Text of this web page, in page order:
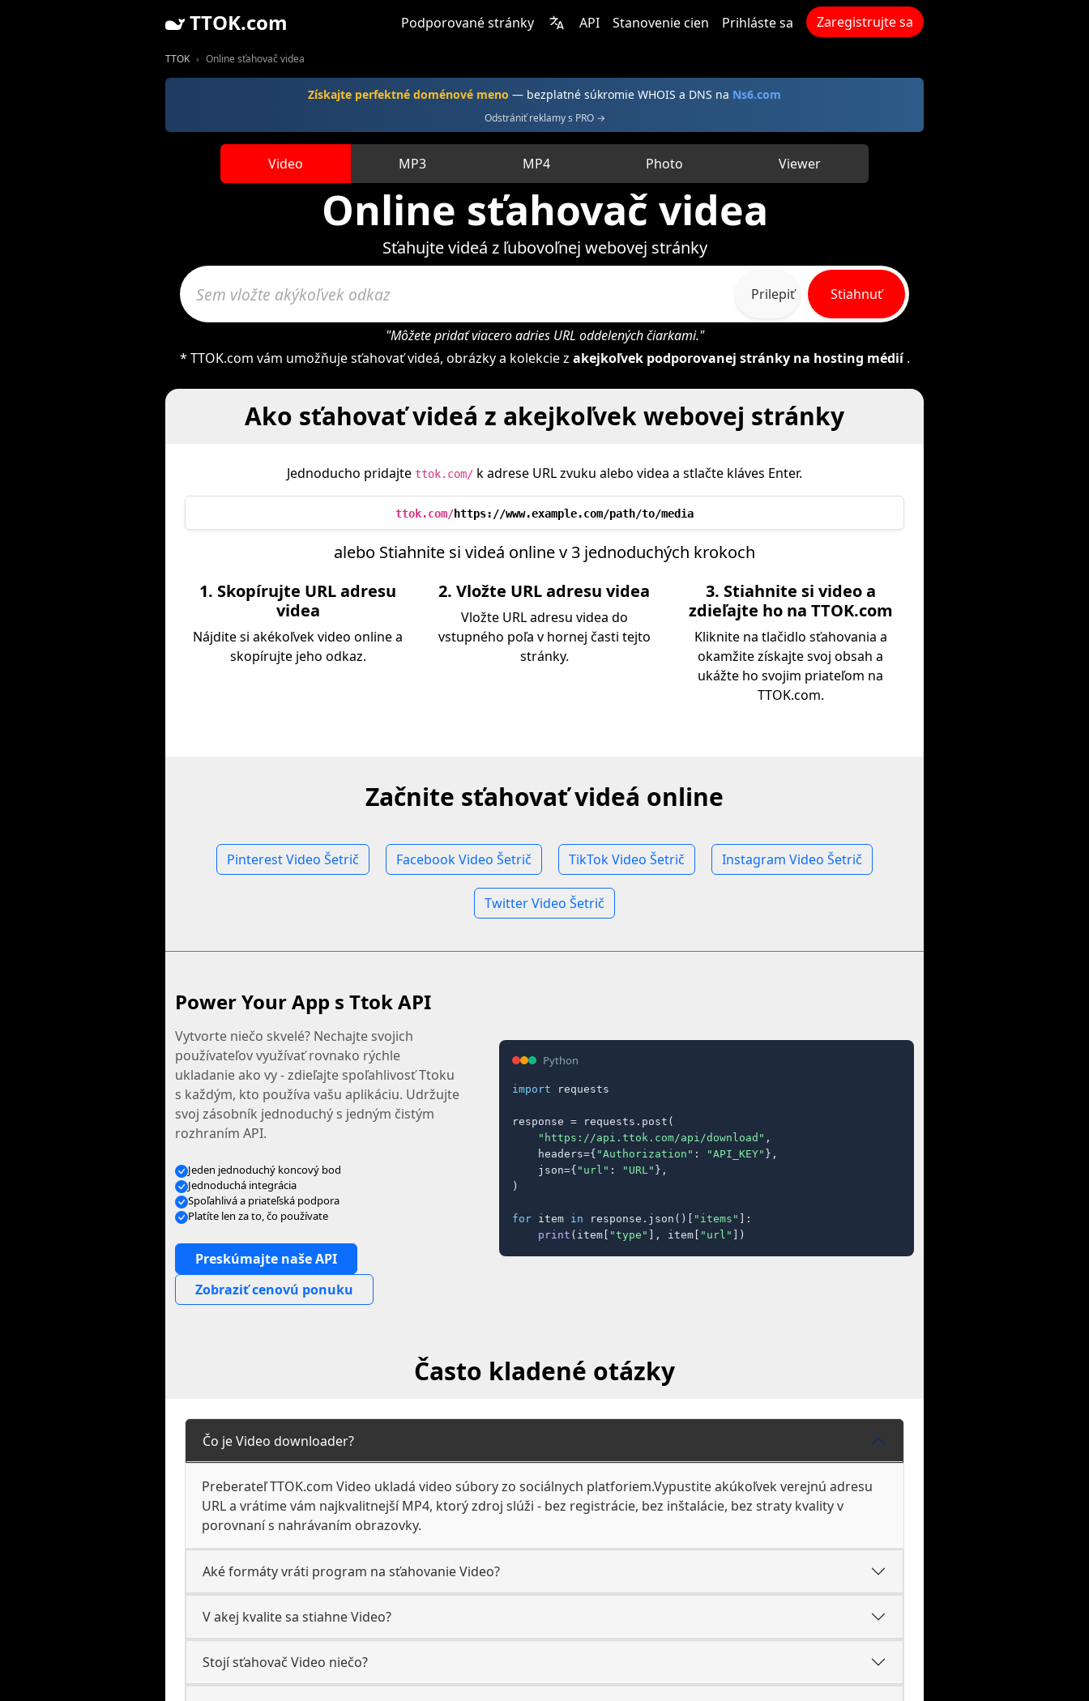
TTOK.com Podporované stránky API Stanovenie cien Prihláste sa Zaregistrujte sa
TTOK Online sťahovač videa
Získajte perfektné doménové meno — bezplatné súkromie WHOIS a DNS na Ns6.com
Odstrániť reklamy s PRO →
Video MP3 MP4 Photo Viewer
Online sťahovač videa
Sťahujte videá z ľubovoľnej webovej stránky
Prilepiť Stiahnuť
"Môžete pridať viacero adries URL oddelených čiarkami."
* TTOK.com vám umožňuje sťahovať videá, obrázky a kolekcie z akejkoľvek podporovanej stránky na hosting médií.
Ako sťahovať videá z akejkoľvek webovej stránky
Jednoducho pridajte ttok.com/ k adrese URL zvuku alebo videa a stlačte kláves Enter.
ttok.com/https://www.example.com/path/to/media
alebo Stiahnite si videá online v 3 jednoduchých krokoch
1. Skopírujte URL adresu
videa
Nájdite si akékoľvek video online a
skopírujte jeho odkaz.
2. Vložte URL adresu videa
Vložte URL adresu videa do
vstupného poľa v hornej časti tejto
stránky.
3. Stiahnite si video a
zdieľajte ho na TTOK.com
Kliknite na tlačidlo sťahovania a
okamžite získajte svoj obsah a
ukážte ho svojim priateľom na
TTOK.com.
Začnite sťahovať videá online
Pinterest Video Šetrič Facebook Video Šetrič TikTok Video Šetrič Instagram Video Šetrič
Twitter Video Šetrič
Power Your App s Ttok API
Vytvorte niečo skvelé? Nechajte svojich
používateľov využívať rovnako rýchle
ukladanie ako vy - zdieľajte spoľahlivosť Ttoku
s každým, kto používa vašu aplikáciu. Udržujte
svoj zásobník jednoduchý s jedným čistým
rozhraním API.
Jeden jednoduchý koncový bod
Jednoduchá integrácia
Spoľahlivá a priateľská podpora
Platíte len za to, čo používate
Preskúmajte naše API
Zobraziť cenovú ponuku
Python
import requests
response = requests.post(
"https://api.ttok.com/api/download" ,
    headers={
"Authorization" : "API_KEY" },
    json={
"url" : "URL" },
)
for item in response.json()[ "items" ]:
print (item[ "type" ], item[ "url" ])
Často kladené otázky
Čo je Video downloader?
Preberateľ TTOK.com Video ukladá video súbory zo sociálnych platforiem.Vypustite akúkoľvek verejnú adresu
URL a vrátime vám najkvalitnejší MP4, ktorý zdroj slúži - bez registrácie, bez inštalácie, bez straty kvality v
porovnaní s nahrávaním obrazovky.
Aké formáty vráti program na sťahovanie Video?
V akej kvalite sa stiahne Video?
Stojí sťahovač Video niečo?